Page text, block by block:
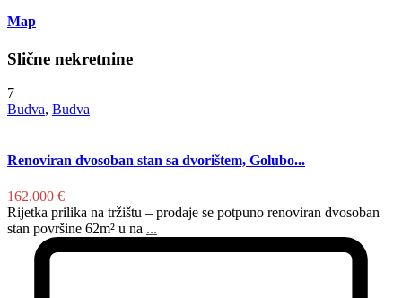
Map
Slične nekretnine
7
Budva, Budva
Renoviran dvosoban stan sa dvorištem, Golubo...
162.000 €
Rijetka prilika na tržištu – prodaje se potpuno renoviran dvosoban
stan površine 62m² u na ...